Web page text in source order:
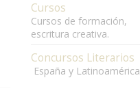
Cursos
Cursos de formación,
escritura creativa.
Concursos Literarios
España y Latinoamérica